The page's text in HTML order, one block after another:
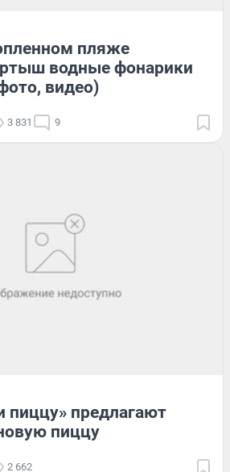
пляже
водные фонарики
видео)
3 831 9
пиццу» предлагают
пиццу
2 662